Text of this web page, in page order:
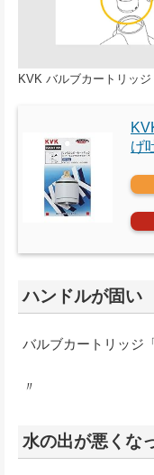
KVK バルブカートリッ
げ
ハンドルが固い
バルブカートリッジ
〃
水の出が悪くな